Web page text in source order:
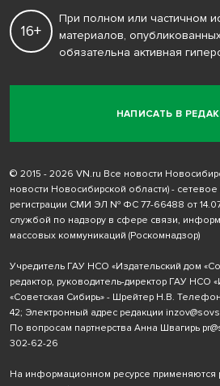
НАПИСАТЬ В
16+
При полном или частичном
материалов,
обязательна активная
© 2015 - 2026 VN.ru Все новости
новости Новосибирской области) -
регистрации СМИ ЭЛ № ФС 77-66488 от
службой по надзору в сфере связи,
массовых коммуникаций (Роскомнадзор)
Учредитель ГАУ НСО «Издательский дом
редактор, руководитель-директор ГАУ НСО
«Советская Сибирь» - Шрейтер Н.В.
42; Электронный адрес редакции
По вопросам партнерства Анна Швагирь
302-62-26
На информационном ресурсе применяются